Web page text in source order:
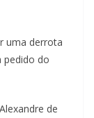
uma derrota
pedido do
de